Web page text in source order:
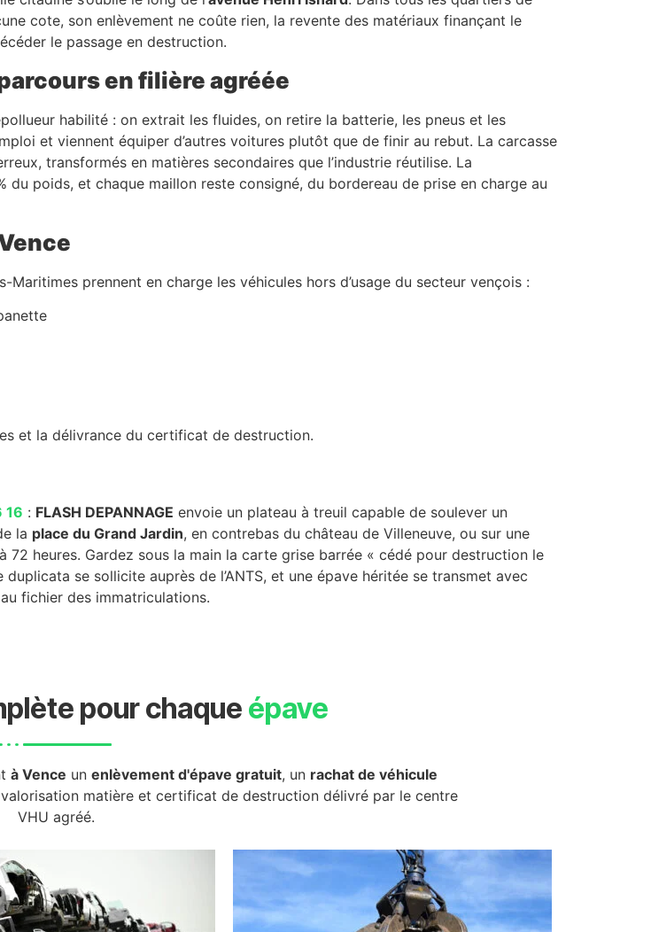
cote, son enlèvement ne coûte rien, la revente des matériaux finançant le
le passage en destruction.
en filière agréée
habilité : on extrait les fluides, on retire la batterie, les pneus et les
et viennent équiper d’autres voitures plutôt que de finir au rebut. La carcasse
transformés en matières secondaires que l’industrie réutilise. La
poids, et chaque maillon reste consigné, du bordereau de prise en charge au
prennent en charge les véhicules hors d’usage du secteur vençois :
et la délivrance du certificat de destruction.
16 : FLASH DEPANNAGE envoie un plateau à treuil capable de soulever un
la place du Grand Jardin, en contrebas du château de Villeneuve, ou sur une
72 heures. Gardez sous la main la carte grise barrée « cédé pour destruction le
se sollicite auprès de l’ANTS, et une épave héritée se transmet avec
fichier des immatriculations.
pour chaque épave
à Vence un enlèvement d'épave gratuit, un rachat de véhicule
valorisation matière et certificat de destruction délivré par le centre
VHU agréé.